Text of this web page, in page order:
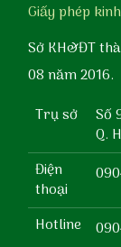
Giấy phép
Sở KH&ĐT
08 năm 2016.
Trụ sở
Số
Q.
Điện
thoại
Hotline